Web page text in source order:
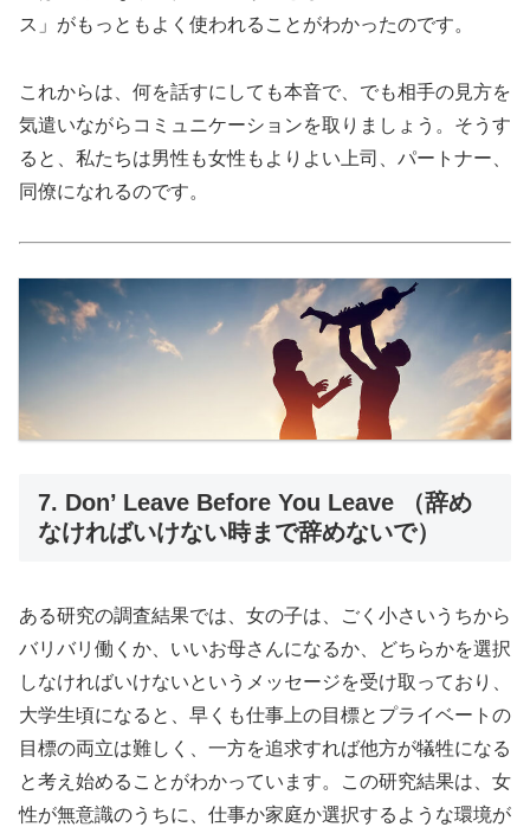
ス」がもっともよく使われることがわかったのです。
これからは、何を話すにしても本音で、でも相手の見方を
気遣いながらコミュニケーションを取りましょう。そうす
ると、私たちは男性も女性もよりよい上司、パートナー、
同僚になれるのです。
7. Don’ Leave Before You Leave （辞め
なければいけない時まで辞めないで）
ある研究の調査結果では、女の子は、ごく小さいうちから
バリバリ働くか、いいお母さんになるか、どちらかを選択
しなければいけないというメッセージを受け取っており、
大学生頃になると、早くも仕事上の目標とプライベートの
目標の両立は難しく、一方を追求すれば他方が犠牲になる
と考え始めることがわかっています。この研究結果は、女
性が無意識のうちに、仕事か家庭か選択するような環境が